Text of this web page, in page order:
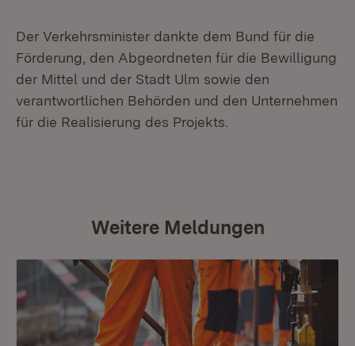
Der Verkehrsminister dankte dem Bund für die
Förderung, den Abgeordneten für die Bewilligung
der Mittel und der Stadt Ulm sowie den
verantwortlichen Behörden und den Unternehmen
für die Realisierung des Projekts.
Weitere Meldungen